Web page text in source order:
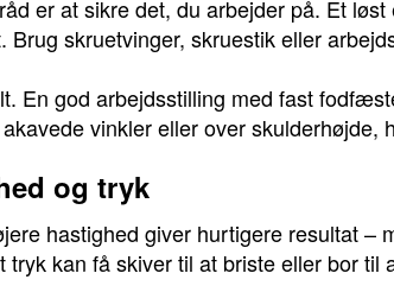
er at sikre det, du arbejder på. Et
skruetvinger, skruestik eller
En god arbejdsstilling med fast
vinkler eller over skulderhøjde,
og tryk
hastighed giver hurtigere resultat –
kan få skiver til at briste eller bor til